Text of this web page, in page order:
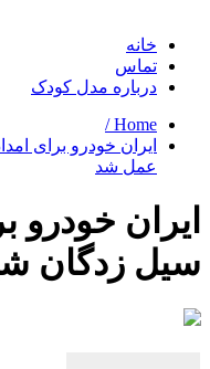
خانه
تماس
درباره مدل کودک
Home /
ایران خودرو برای
عمل شد
خودرو
زدگان